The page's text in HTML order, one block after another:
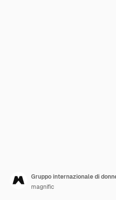
Gruppo internazionale di
magnific